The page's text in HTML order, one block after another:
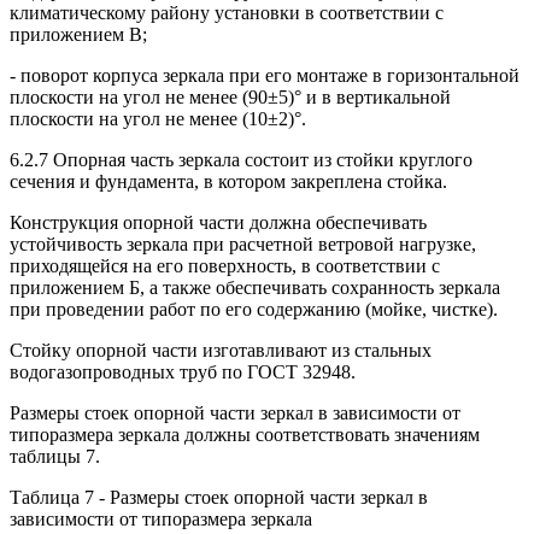
климатическому району установки в соответствии с
приложением В;
- поворот корпуса зеркала при его монтаже в горизонтальной
плоскости на угол не менее (90±5)° и в вертикальной
плоскости на угол не менее (10±2)°.
6.2.7 Опорная часть зеркала состоит из стойки круглого
сечения и фундамента, в котором закреплена стойка.
Конструкция опорной части должна обеспечивать
устойчивость зеркала при расчетной ветровой нагрузке,
приходящейся на его поверхность, в соответствии с
приложением Б, а также обеспечивать сохранность зеркала
при проведении работ по его содержанию (мойке, чистке).
Стойку опорной части изготавливают из стальных
водогазопроводных труб по ГОСТ 32948.
Размеры стоек опорной части зеркал в зависимости от
типоразмера зеркала должны соответствовать значениям
таблицы 7.
Таблица 7 - Размеры стоек опорной части зеркал в
зависимости от типоразмера зеркала